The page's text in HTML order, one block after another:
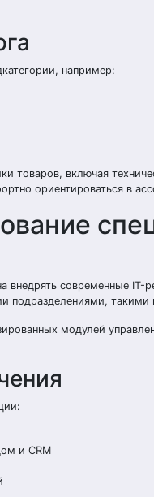
например:
товаров, включая
ориентироваться в
внедрять современные
подразделениями, такими
модулей
и CRM